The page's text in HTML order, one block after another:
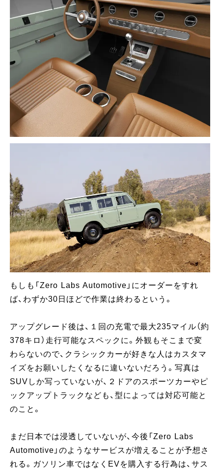
もしも「Zero Labs Automotive」にオーダーをすれ
ば、わずか30日ほどで作業は終わるという。
アップグレード後は、１回の充電で最大235マイル（約
378キロ）走行可能なスペックに。外観もそこまで変
わらないので、クラシックカーが好きな人はカスタマ
イズをお願いしたくなるに違いないだろう。写真は
SUVしか写っていないが、２ドアのスポーツカーやピ
ックアップトラックなども、型によっては対応可能と
のこと。
まだ日本では浸透していないが、今後「Zero Labs
Automotive」のようなサービスが増えることが予想さ
れる。ガソリン車ではなくEVを購入する行為は、サス